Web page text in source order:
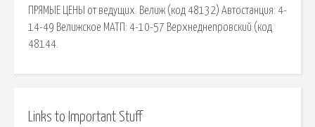
ПРЯМЫЕ ЦЕНЫ от ведущих. Велиж (код 48132) Автостанция: 4-
14-49 Велижское МАТП: 4-10-57 Верхнеднепровский (код
48144.
Links to Important Stuff